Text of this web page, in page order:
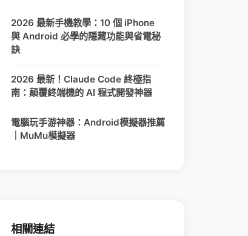
2026 最新手機教學：10 個 iPhone
與 Android 必學的隱藏功能與省電秘
訣
2026 最新！Claude Code 終極指
南：顛覆終端機的 AI 程式開發神器
電腦玩手游神器：Android模擬器推薦
｜MuMu模擬器
相關連結